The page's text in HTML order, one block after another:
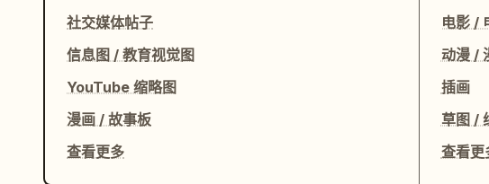
社交媒体帖子
信息图 / 教育视觉图
YouTube 缩略图
漫画 / 故事板
查看更多
电影 /
动漫 /
插画
草图 /
查看更